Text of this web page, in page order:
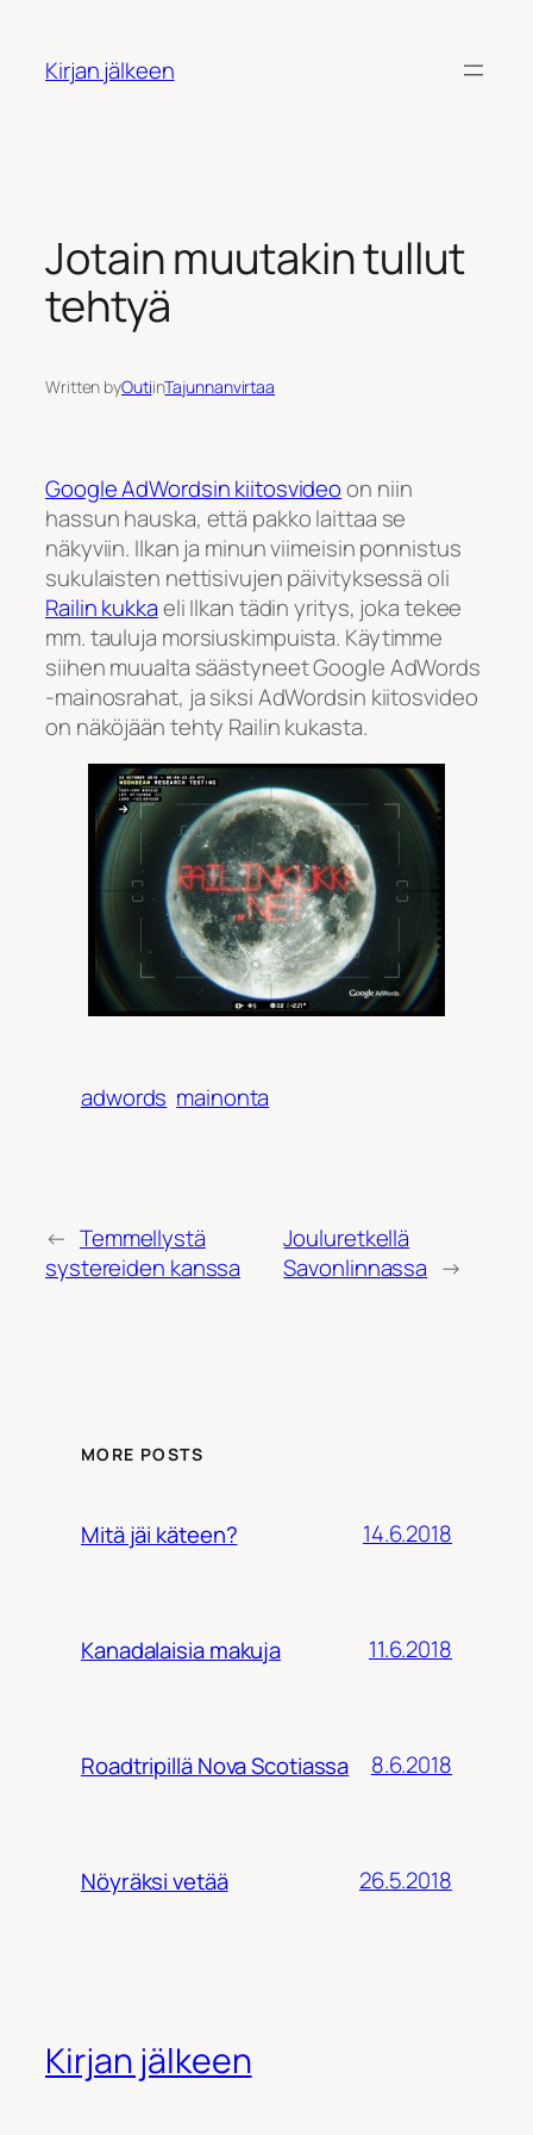
Kirjan jälkeen
Jotain muutakin tullut
tehtyä
Written byOutiinTajunnanvirtaa
Google AdWordsin kiitosvideoon niin
hassun hauska, että pakko laittaa se
näkyviin. Ilkan ja minun viimeisin ponnistus
sukulaisten nettisivujen päivityksessä oli
Railin kukkaeli Ilkan tädin yritys, joka tekee
mm. tauluja morsiuskimpuista. Käytimme
siihen muualta säästyneet Google AdWords
-mainosrahat, ja siksi AdWordsin kiitosvideo
on näköjään tehty Railin kukasta.
adwords mainonta
← Temmellystä
systereiden kanssa
Jouluretkellä
Savonlinnassa →
MORE POSTS
Mitä jäi käteen? 14.6.2018
Kanadalaisia makuja 11.6.2018
Roadtripillä Nova Scotiassa 8.6.2018
Nöyräksi vetää 26.5.2018
Kirjan jälkeen